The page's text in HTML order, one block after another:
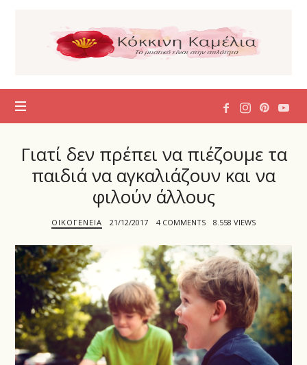
Κόκκινη
Καμέλια
Γιατί δεν πρέπει να πιέζουμε τα
παιδιά να αγκαλιάζουν και να
φιλούν άλλους
ΟΙΚΟΓΈΝΕΙΑ 21/12/2017 4 COMMENTS 8.558 VIEWS